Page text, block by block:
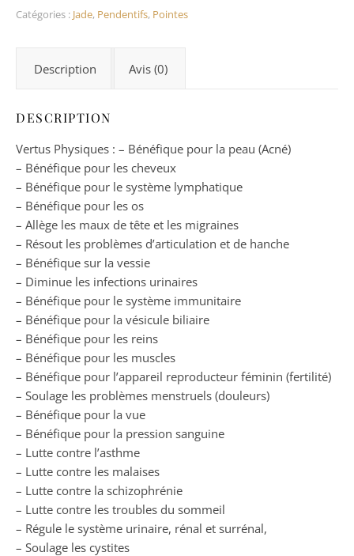
Catégories : Jade, Pendentifs, Pointes
Description Avis (0)
DESCRIPTION
Vertus Physiques : – Bénéfique pour la peau (Acné)
– Bénéfique pour les cheveux
– Bénéfique pour le système lymphatique
– Bénéfique pour les os
– Allège les maux de tête et les migraines
– Résout les problèmes d’articulation et de hanche
– Bénéfique sur la vessie
– Diminue les infections urinaires
– Bénéfique pour le système immunitaire
– Bénéfique pour la vésicule biliaire
– Bénéfique pour les reins
– Bénéfique pour les muscles
– Bénéfique pour l’appareil reproducteur féminin (fertilité)
– Soulage les problèmes menstruels (douleurs)
– Bénéfique pour la vue
– Bénéfique pour la pression sanguine
– Lutte contre l’asthme
– Lutte contre les malaises
– Lutte contre la schizophrénie
– Lutte contre les troubles du sommeil
– Régule le système urinaire, rénal et surrénal,
– Soulage les cystites